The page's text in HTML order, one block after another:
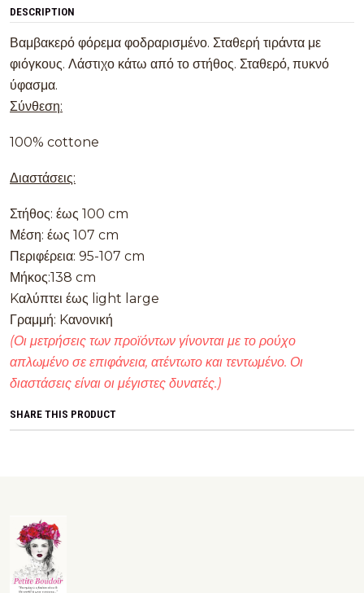
DESCRIPTION
Βαμβακερό φόρεμα φοδραρισμένο. Σταθερή τιράντα με
φιόγκους. Λάστιχο κάτω από το στήθος. Σταθερό, πυκνό
ύφασμα.
Σύνθεση:
100% cottone
Διαστάσεις:
Στήθος: έως 100 cm
Μέση: έως 107 cm
Περιφέρεια: 95-107 cm
Μήκος:138 cm
Kαλύπτει έως light large
Γραμμή: Kανονική
(Οι μετρήσεις των προϊόντων γίνονται με το ρούχο
απλωμένο σε επιφάνεια, ατέντωτο και τεντωμένο. Οι
διαστάσεις είναι οι μέγιστες δυνατές.)
SHARE THIS PRODUCT